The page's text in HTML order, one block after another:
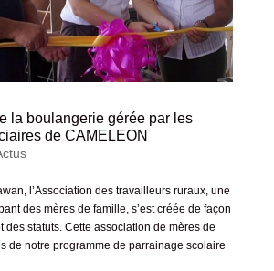
la boulangerie gérée par les
de CAMELEON
l’Association des travailleurs ruraux, une
des mères de famille, s’est créée de façon
des statuts. Cette association de mères de
de notre programme de parrainage scolaire